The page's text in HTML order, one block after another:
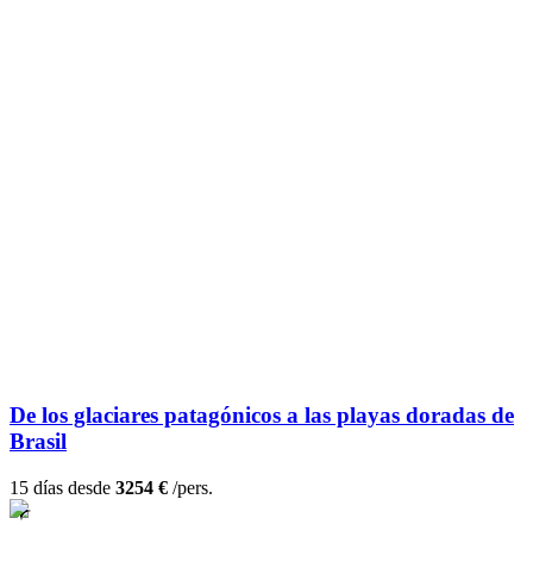
De los glaciares patagónicos a las playas doradas de
Brasil
15 días desde 3254 € /pers.